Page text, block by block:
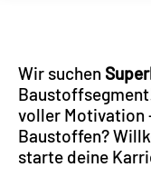
Wir suchen
voller Motivation
Baustoffen?
starte deine